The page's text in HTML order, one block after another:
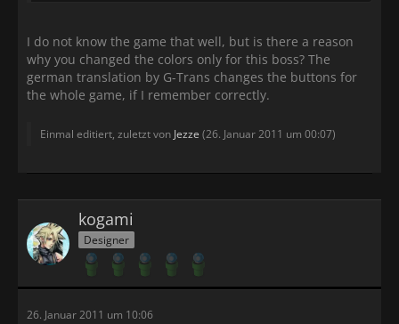
I do not know the game that well, but is there a reason
why you changed the colors only for this boss? The
german translation by G-Trans changes the buttons for
the whole game, if I remember correctly.
Einmal editiert, zuletzt von Jezze (26. Januar 2011 um 00:07)
kogami
Designer
26. Januar 2011 um 10:06